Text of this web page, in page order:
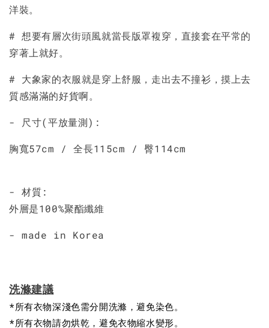
洋裝。
# 想要有層次街頭風就當長版罩複穿，直接套在平常的
穿著上就好。
# 大象家的衣服就是穿上舒服，走出去不撞衫，摸上去
質感滿滿的好貨啊。
- 尺寸(平放量測):
胸寬57cm / 全長115cm / 臀114cm
- 材質:
外層是100%聚酯纖維
- made in Korea
洗滌建議
*所有衣物深淺色需分開洗滌，避免染色。
*所有衣物請勿烘乾，避免衣物縮水變形。